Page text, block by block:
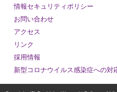
情報セキュリティポリシー
お問い合わせ
アクセス
リンク
採用情報
新型コロナウイルス感染症への対